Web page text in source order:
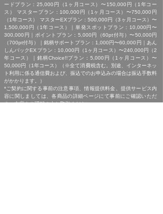
ードプラン：25,000円（1ヶ月コース）〜150,000円（1年コー
ス） マスタープラン：100,000円（1ヶ月コース）〜750,000円
（1年コース） マスターEXプラン：500,000円（3ヶ月コース）〜
1,500,000円（1年コース）｜単発スポットプラン：10,000円〜
300,000円｜ポイントプラン：5,000円（60pt付与）〜50,000円
（700pt付与）｜銘柄サポートプラン：1,000円〜60,000円｜あん
しんパックEXプラン：10,000円（1ヶ月コース）〜240,000円（2
年コース）｜銘柄Choice!!プラン：5,000円（1ヶ月コース）〜
50,000円（1年コース）（※全て消費税含む。別途、インターネッ
ト利用に係る通信費および、振込でのお申込みの場合は振込手数料
がかかります。）
*ご契約に関する事前の注意事項、情報提供料金、提供サービス内
容に関しましては、各商品の詳細ページにて事前にご確認いただ
き、内容をご理解の上お取引ください。